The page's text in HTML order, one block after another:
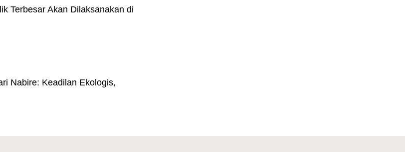
Terbesar Akan Dilaksanakan di
Nabire: Keadilan Ekologis,